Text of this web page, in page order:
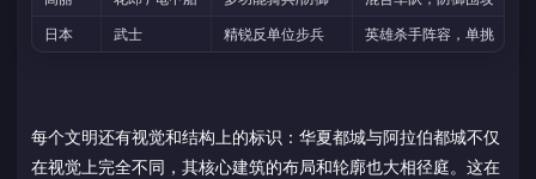
日本
武士 精锐反单位步兵 英雄杀手阵容，单挑
每个文明还有视觉和结构上的标识：华夏都城与阿拉伯都城不仅
在视觉上完全不同，其核心建筑的布局和轮廓也大相径庭。这在